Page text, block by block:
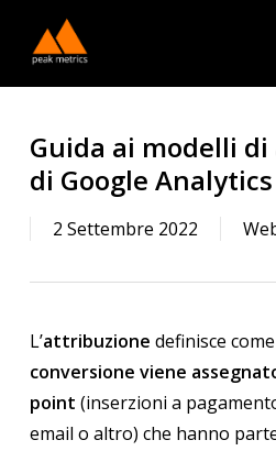
Guida ai modelli
di Google
2 Settembre 2022
L’attribuzione definisce
conversione viene
point (inserzioni a
email o altro) che hanno